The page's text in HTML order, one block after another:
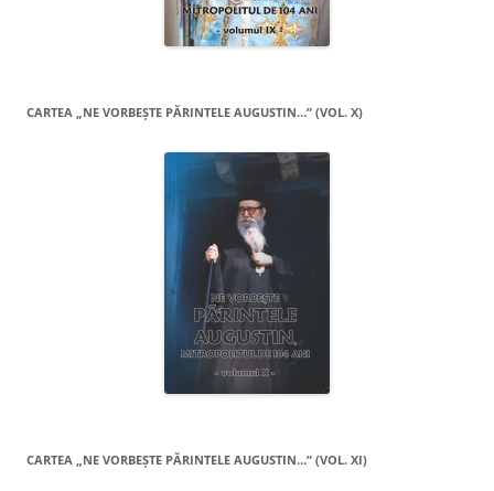
CARTEA „NE VORBEŞTE PĂRINTELE AUGUSTIN…” (VOL. X)
CARTEA „NE VORBEŞTE PĂRINTELE AUGUSTIN…” (VOL. XI)